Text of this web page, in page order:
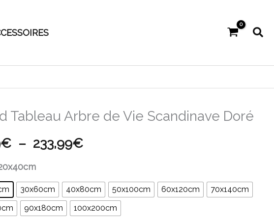
Tableau Arbre de Vie Scandinave Doré
€ – 233,99€
Plage
de
21,99€
30x60cm 40x80cm 50x100cm 60x120cm
70x140cm
90x180cm 100x200cm